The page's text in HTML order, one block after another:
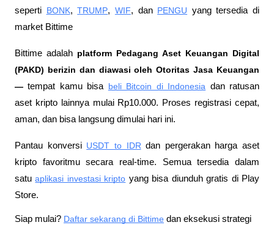
seperti BONK, TRUMP, WIF, dan PENGU yang tersedia di
market Bittime
Bittime adalah platform Pedagang Aset Keuangan Digital
(PAKD) berizin dan diawasi oleh Otoritas Jasa Keuangan
— tempat kamu bisa beli Bitcoin di Indonesia dan ratusan
aset kripto lainnya mulai Rp10.000. Proses registrasi cepat,
aman, dan bisa langsung dimulai hari ini.
Pantau konversi USDT to IDR dan pergerakan harga aset
kripto favoritmu secara real-time. Semua tersedia dalam
satu aplikasi investasi kripto yang bisa diunduh gratis di Play
Store.
Siap mulai? Daftar sekarang di Bittime dan eksekusi strategi